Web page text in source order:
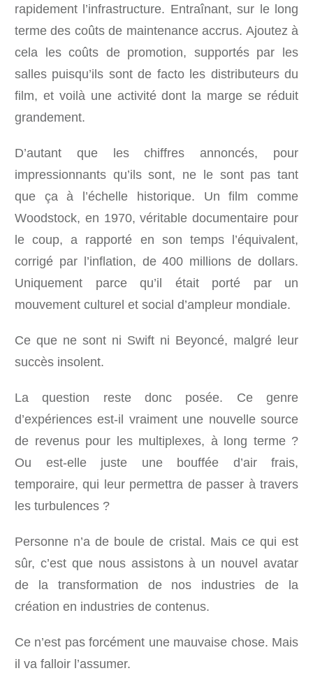
rapidement l’infrastructure. Entraînant, sur le long
terme des coûts de maintenance accrus. Ajoutez à
cela les coûts de promotion, supportés par les
salles puisqu’ils sont de facto les distributeurs du
film, et voilà une activité dont la marge se réduit
grandement.
D’autant que les chiffres annoncés, pour
impressionnants qu’ils sont, ne le sont pas tant
que ça à l’échelle historique. Un film comme
Woodstock, en 1970, véritable documentaire pour
le coup, a rapporté en son temps l’équivalent,
corrigé par l’inflation, de 400 millions de dollars.
Uniquement parce qu’il était porté par un
mouvement culturel et social d’ampleur mondiale.
Ce que ne sont ni Swift ni Beyoncé, malgré leur
succès insolent.
La question reste donc posée. Ce genre
d’expériences est-il vraiment une nouvelle source
de revenus pour les multiplexes, à long terme ?
Ou est-elle juste une bouffée d’air frais,
temporaire, qui leur permettra de passer à travers
les turbulences ?
Personne n’a de boule de cristal. Mais ce qui est
sûr, c’est que nous assistons à un nouvel avatar
de la transformation de nos industries de la
création en industries de contenus.
Ce n’est pas forcément une mauvaise chose. Mais
il va falloir l’assumer.